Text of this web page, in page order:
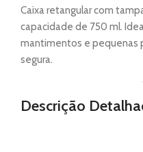
Caixa retangular com
capacidade de 750 ml.
mantimentos e pequenas
segura.
Descrição